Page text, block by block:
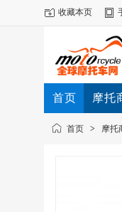
收藏本页
首页 摩托
动态首页 > 摩托